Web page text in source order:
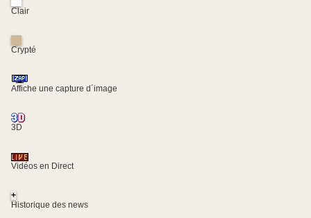
Clair
Crypté
Affiche une capture d´image
3D
Vidéos en Direct
+
Historique des news